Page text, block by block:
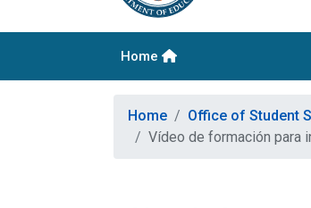
Home
Home Office of Student
Vídeo de formación para